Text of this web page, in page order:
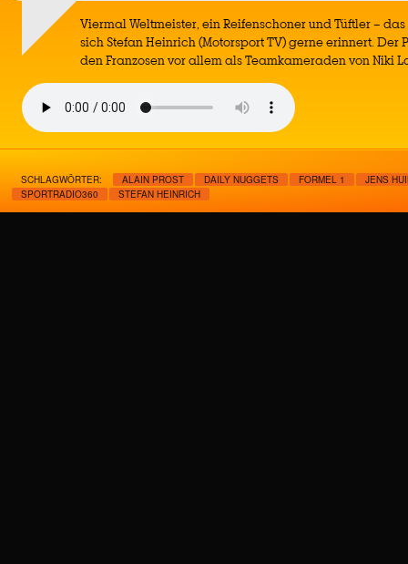
Viermal Weltmeister, ein Reifenschoner und Tüftler –
sich Stefan Heinrich (Motorsport TV) gerne erinnert. Der
den Franzosen vor allem als Teamkameraden von Niki
SCHLAGWÖRTER: ALAIN PROST DAILY NUGGETS FORMEL 1
JENS
SPORTRADIO360
STEFAN HEINRICH